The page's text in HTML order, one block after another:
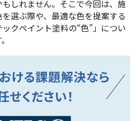
しれません。そこで今回は、施
選ぶ際や、最適な色を提案する
クペイント塗料の“色”」につい